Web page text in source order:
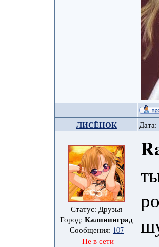
ЛИСЁНОК Дата:
Статус: Друзья
Город:Калининград
Сообщения: 107
Не в сети